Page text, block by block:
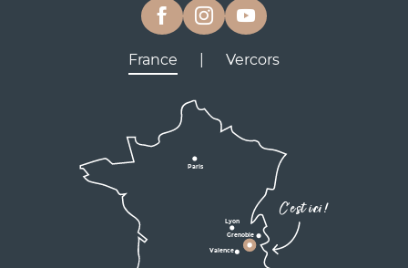
France Vercors
C'est ici !
Paris
Lyon
Valence
Grenoble
D1075
D531
Valence
Lyon